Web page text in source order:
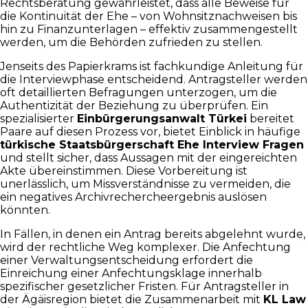
Rechtsberatung gewährleistet, dass alle Beweise für
die Kontinuität der Ehe – von Wohnsitznachweisen bis
hin zu Finanzunterlagen – effektiv zusammengestellt
werden, um die Behörden zufrieden zu stellen.
Jenseits des Papierkrams ist fachkundige Anleitung für
die Interviewphase entscheidend. Antragsteller werden
oft detaillierten Befragungen unterzogen, um die
Authentizität der Beziehung zu überprüfen. Ein
spezialisierter Einbürgerungsanwalt Türkei bereitet
Paare auf diesen Prozess vor, bietet Einblick in häufige
türkische Staatsbürgerschaft Ehe Interview Fragen
und stellt sicher, dass Aussagen mit der eingereichten
Akte übereinstimmen. Diese Vorbereitung ist
unerlässlich, um Missverständnisse zu vermeiden, die
ein negatives Archivrechercheergebnis auslösen
könnten.
In Fällen, in denen ein Antrag bereits abgelehnt wurde,
wird der rechtliche Weg komplexer. Die Anfechtung
einer Verwaltungsentscheidung erfordert die
Einreichung einer Anfechtungsklage innerhalb
spezifischer gesetzlicher Fristen. Für Antragsteller in
der Ägäisregion bietet die Zusammenarbeit mit KL Law